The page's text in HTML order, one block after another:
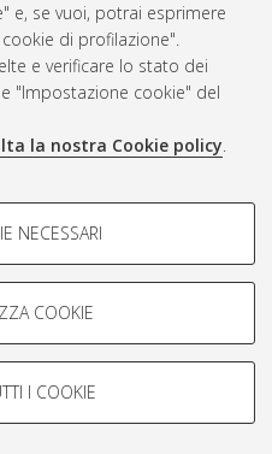
e, se vuoi, potrai esprimere
di profilazione".
e verificare lo stato dei
"Impostazione cookie" del
la nostra Cookie policy.
-
le caratteristiche della
in base al loro comportamento
NECESSARI
COOKIE
I COOKIE